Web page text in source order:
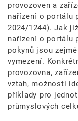
provozoven a
nařízení o portálu
2024/1244). Jak
nařízení o portálu
pokynů jsou
vymezení.
provozovna,
vztah, možnosti
příklady pro
průmyslových